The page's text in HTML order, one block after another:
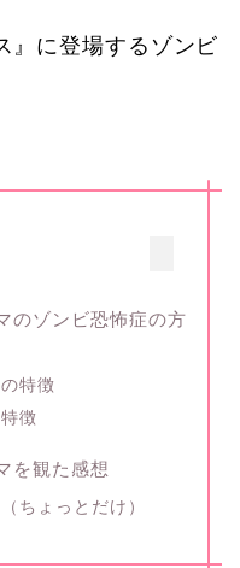
』に登場するゾンビ
のゾンビ恐怖症の方
特徴
徴
を観た感想
ちょっとだけ）